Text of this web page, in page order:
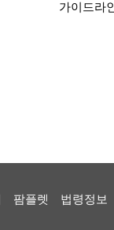
가이드라인
팜플렛
법령정보